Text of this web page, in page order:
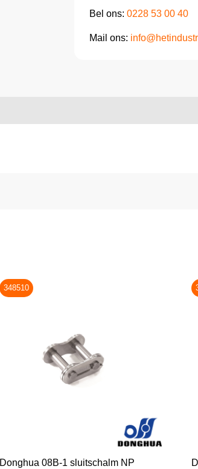
Bel ons: 0228 53 00 40
Mail ons:
348510
Donghua 08B-1 sluitschalm NP